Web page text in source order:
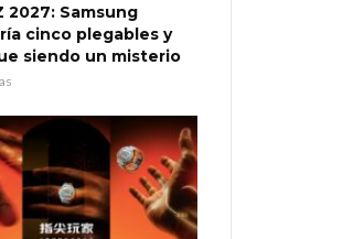
2027: Samsung
cinco plegables y
siendo un misterio